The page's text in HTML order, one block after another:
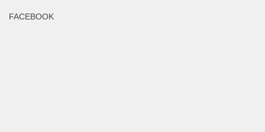
FACEBOOK